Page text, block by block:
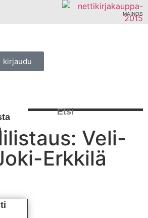
MAINOS
kirjaudu
Veli-
Erkkilä